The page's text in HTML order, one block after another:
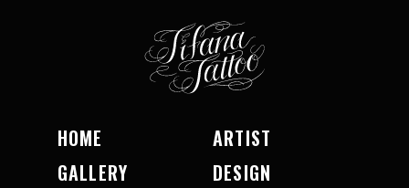
HOME
ARTIST
GALLERY
DESIGN